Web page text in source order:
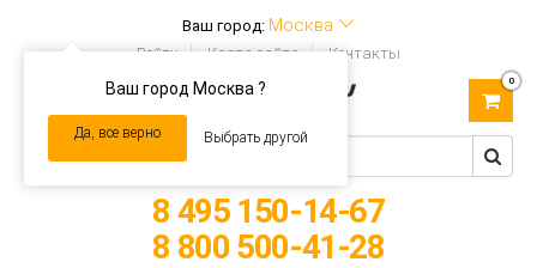
Ваш город: Москва
Ваш город Москва ?
Да, все верно Выбрать другой
Войти Карта сайта Контакты
navigation
0
8 495 150-14-67
8 800 500-41-28